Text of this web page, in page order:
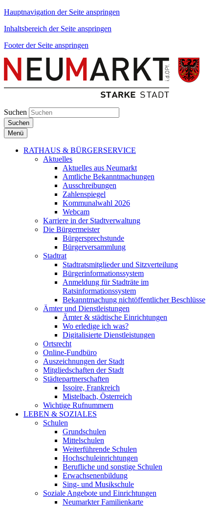
Hauptnavigation der Seite anspringen
Inhaltsbereich der Seite anspringen
Footer der Seite anspringen
Suchen
Suchen
Menü
RATHAUS & BÜRGERSERVICE
Aktuelles
Aktuelles aus Neumarkt
Amtliche Bekanntmachungen
Ausschreibungen
Zahlenspiegel
Kommunalwahl 2026
Webcam
Karriere in der Stadtverwaltung
Die Bürgermeister
Bürgersprechstunde
Bürgerversammlung
Stadtrat
Stadtratsmitglieder und Sitzverteilung
Bürgerinformationssystem
Anmeldung für Stadträte im
Ratsinformationssystem
Bekanntmachung nichtöffentlicher Beschlüsse
Ämter und Dienstleistungen
Ämter & städtische Einrichtungen
Wo erledige ich was?
Digitalisierte Dienstleistungen
Ortsrecht
Online-Fundbüro
Auszeichnungen der Stadt
Mitgliedschaften der Stadt
Städtepartnerschaften
Issoire, Frankreich
Mistelbach, Österreich
Wichtige Rufnummern
LEBEN & SOZIALES
Schulen
Grundschulen
Mittelschulen
Weiterführende Schulen
Hochschuleinrichtungen
Berufliche und sonstige Schulen
Erwachsenenbildung
Sing- und Musikschule
Soziale Angebote und Einrichtungen
Neumarkter Familienkarte